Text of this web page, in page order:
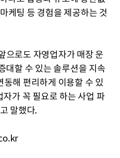
케팅 등 경험을 제공하는 것
으로도 자영업자가 매장 운
대할 수 있는 솔루션을 지속
동해 편리하게 이용할 수 있
자가 꼭 필요로 하는 사업 파
말했다.